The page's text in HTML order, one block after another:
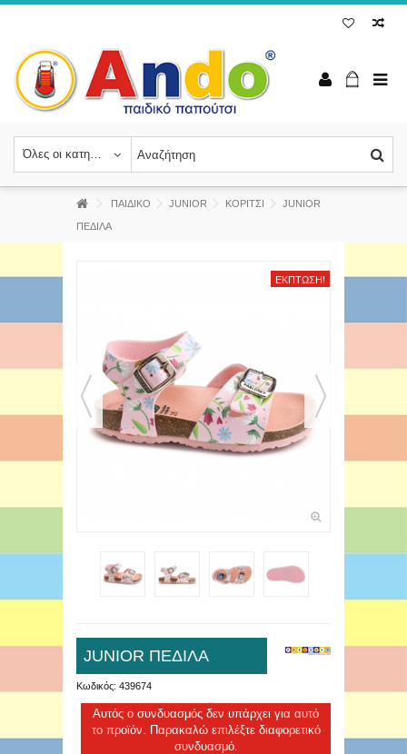
Όλες οι κατηγορίες
ΠΑΙΔΙΚΟ JUNIOR ΚΟΡΙΤΣΙ JUNIOR
ΠΕΔΙΛΑ
ΈΚΠΤΩΣΗ!
JUNIOR ΠΕΔΙΛΑ
Κωδικός: 439674
Αυτός ο συνδυασμός δεν υπάρχει για αυτό
το προϊόν. Παρακαλώ επιλέξτε διαφορετικό
συνδυασμό.